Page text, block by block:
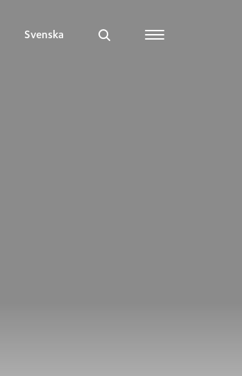
Svenska